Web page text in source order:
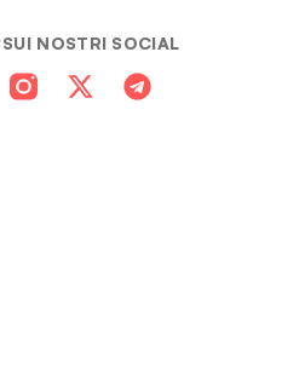
SUI NOSTRI SOCIAL